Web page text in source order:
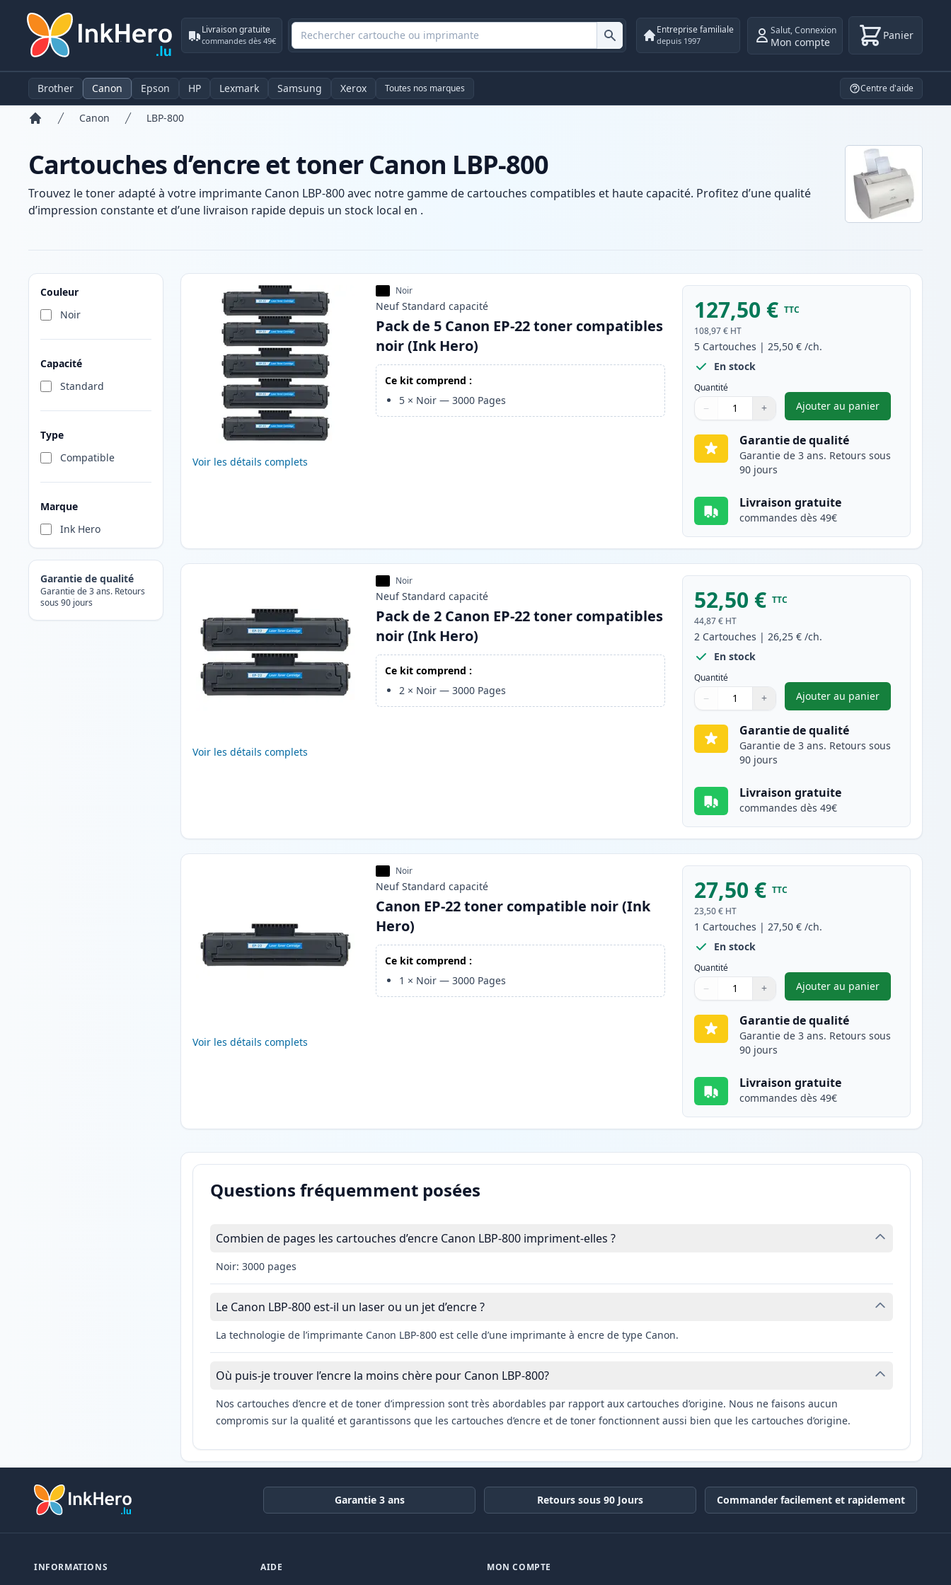
Livraison gratuite
commandes dès 49€
Entreprise familiale
depuis 1997
Salut,Connexion
Mon compte Panier
Brother Canon Epson HP Lexmark Samsung Xerox Toutes nos marques Centre d'aide
Canon LBP-800
Cartouches d’encre et toner Canon LBP-800
Trouvez le toner adapté à votre imprimante Canon LBP-800 avec notre gamme de cartouches compatibles et haute capacité. Profitez d’une qualité
d’impression constante et d’une livraison rapide depuis un stock local en .
Couleur
Noir
Capacité
Standard
Type
Compatible
Marque
Ink Hero
Garantie de qualité
Garantie de 3 ans. Retours
sous 90 jours
Produits
Voir les détails complets
Noir
Neuf Standard capacité
Pack de 5 Canon EP-22 toner compatibles
noir (Ink Hero)
Ce kit comprend :
5 × Noir —3000 Pages
127,50 € TTC
108,97 € HT
5 Cartouches |25,50 € /ch.
En stock
Quantité
Quantité
Utilisez les boutons pour ajuster
− +
Quantité
Ajouter au panier
,Pack de 5 Canon EP-
Garantie de qualité
Garantie de 3 ans. Retours sous
90 jours
Livraison gratuite
commandes dès 49€
Voir les détails complets
Noir
Neuf Standard capacité
Pack de 2 Canon EP-22 toner compatibles
noir (Ink Hero)
Ce kit comprend :
2 × Noir —3000 Pages
52,50 € TTC
44,87 € HT
2 Cartouches |26,25 € /ch.
En stock
Quantité
Quantité
Utilisez les boutons pour ajuster
− +
Quantité
Ajouter au panier
,Pack de 2 Canon EP-
Garantie de qualité
Garantie de 3 ans. Retours sous
90 jours
Livraison gratuite
commandes dès 49€
Voir les détails complets
Noir
Neuf Standard capacité
Canon EP-22 toner compatible noir (Ink
Hero)
Ce kit comprend :
1 × Noir —3000 Pages
27,50 € TTC
23,50 € HT
1 Cartouches |27,50 € /ch.
En stock
Quantité
Quantité
Utilisez les boutons pour ajuster
− +
Quantité
Ajouter au panier
,Canon EP-22 toner
Garantie de qualité
Garantie de 3 ans. Retours sous
90 jours
Livraison gratuite
commandes dès 49€
Questions fréquemment posées
Combien de pages les cartouches d’encre Canon LBP-800 impriment-elles ?
Noir: 3000 pages
Le Canon LBP-800 est-il un laser ou un jet d’encre ?
La technologie de l’imprimante Canon LBP-800 est celle d’une imprimante à encre de type Canon.
Où puis-je trouver l’encre la moins chère pour Canon LBP-800?
Nos cartouches d’encre et de toner d’impression sont très abordables par rapport aux cartouches d’origine. Nous ne faisons aucun
compromis sur la qualité et garantissons que les cartouches d’encre et de toner fonctionnent aussi bien que les cartouches d’origine.
Garantie 3 ans Retours sous 90 Jours Commander facilement et rapidement
INFORMATIONS AIDE MON COMPTE